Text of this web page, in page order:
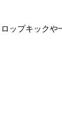
ップキックや